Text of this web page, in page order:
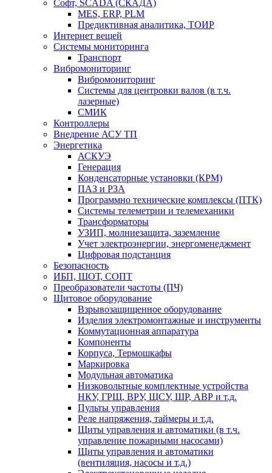
Софт, SCADA (СКАДА)
MES, ERP, PLM
Предиктивная аналитика, ТОИР
Интернет вещей
Системы мониторинга
Транспорт
Вибромониторинг
Вибромониторинг
Системы для центровки валов (в т.ч.
лазерные)
СМИК
Контроллеры
Внедрение АСУ ТП
Энергетика
АСКУЭ
Генерация
Конденсаторные установки (КРМ)
ПАЗ и РЗА
Программно технические комплексы (ПТК)
Системы телеметрии и телемеханики
Трансформаторы
УЗИП, молниезащита, заземление
Учет электроэнергии, энергоменеджмент
Цифровая подстанция
Безопасность
ИБП, ШОТ, СОПТ
Преобразователи частоты (ПЧ)
Щитовое оборудование
Взрывозащищенное оборудование
Изделия электромонтажные и инструменты
Коммутационная аппаратура
Компоненты
Корпуса, Термошкафы
Маркировка
Модульная автоматика
Низковольтные комплектные устройства
НКУ, ГРЩ, ВРУ, ЩСУ, ШР, АВР и т.д.
Пульты управления
Реле напряжения, таймеры и т.д.
Щиты управления и автоматики (в т.ч.
управление пожарными насосами)
Щиты управления и автоматики
(вентиляция, насосы и т.д.)